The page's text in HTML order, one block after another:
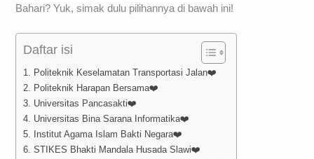
Bahari? Yuk, simak dulu pilihannya di bawah ini!
Daftar isi
1. Politeknik Keselamatan Transportasi Jalan❤️
2. Politeknik Harapan Bersama❤️
3. Universitas Pancasakti❤️
4. Universitas Bina Sarana Informatika❤️
5. Institut Agama Islam Bakti Negara❤️
6. STIKES Bhakti Mandala Husada Slawi❤️